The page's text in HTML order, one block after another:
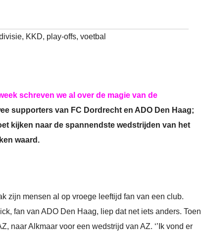
, KKD, play-offs, voetbal
schreven we al over de magie van de
supporters van FC Dordrecht en ADO Den Haag;
kijken naar de spannendste wedstrijden van het
waard.
zijn mensen al op vroege leeftijd fan van een club.
fan van ADO Den Haag, liep dat net iets anders. Toen
naar Alkmaar voor een wedstrijd van AZ. ‘’Ik vond er